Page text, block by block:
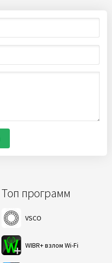
Топ программ
VSCO
WIBR+ взлом Wi-Fi